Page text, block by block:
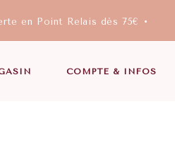
en Point Relais dès 75€ •
COMPTE & INFOS